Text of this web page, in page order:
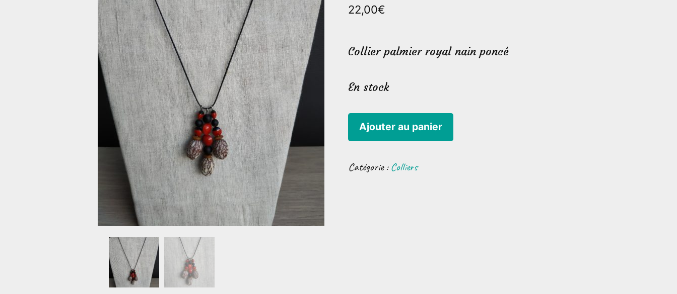
22,00€
Collier palmier royal nain poncé
En stock
quantité
de
Collier
Ajouter au panier
Catégorie :Colliers